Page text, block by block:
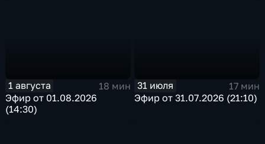
1 августа
18 мин
Эфир от 01.08.2026
(14:30)
31 июля
17 мин
Эфир от 31.07.2026 (21:10)